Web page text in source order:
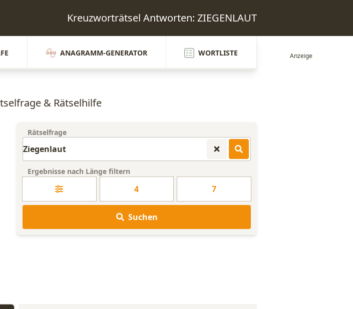
Kreuzworträtsel Antworten: ZIEGENLAUT
ANAGRAMM-GENERATOR WORTLISTE
& Rätselhilfe
Rätselfrage
Ergebnisse nach Länge filtern
4 7
Suchen